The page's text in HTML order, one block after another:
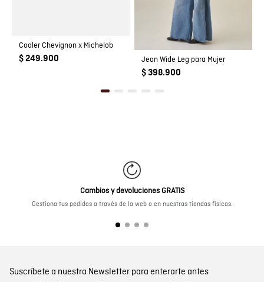
Cooler Chevignon x Michelob
$ 249.900 Jean Wide Leg para Mujer
$ 398.900
Cambios y devoluciones GRATIS
Gestiona tus pedidos a través de la web o en nuestras tiendas físicas.
Suscríbete a nuestra Newsletter para enterarte antes